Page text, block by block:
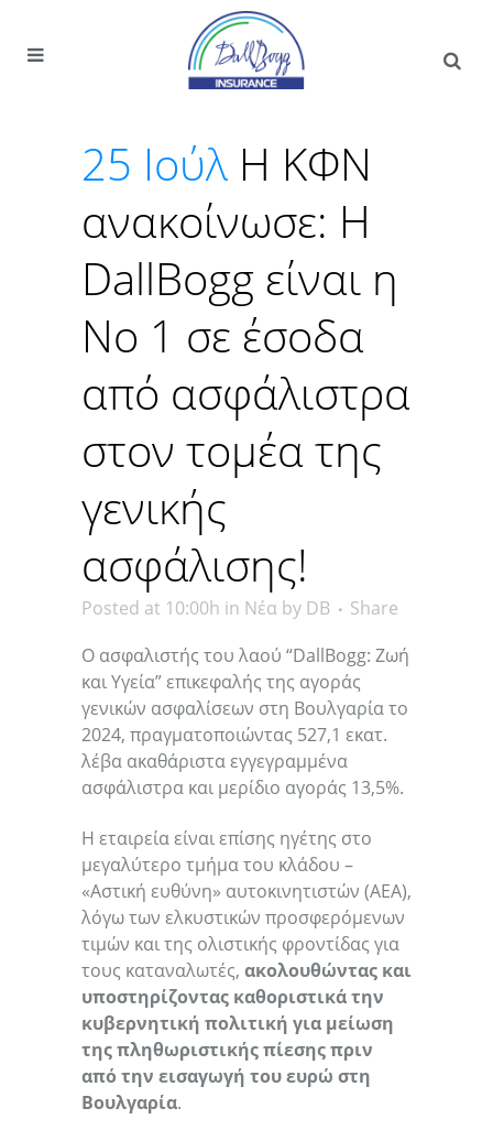
25 ΙούλΗ ΚΦΝ
ανακοίνωσε: Η
DallBogg είναι η
Νο 1 σε έσοδα
από ασφάλιστρα
στον τομέα της
γενικής
ασφάλισης!
Posted at 10:00h in Νέα by DB
Share
Ο ασφαλιστής του λαού “DallBogg: Ζωή
και Υγεία” επικεφαλής της αγοράς
γενικών ασφαλίσεων στη Βουλγαρία το
2024, πραγματοποιώντας 527,1 εκατ.
λέβα ακαθάριστα εγγεγραμμένα
ασφάλιστρα και μερίδιο αγοράς 13,5%.
Η εταιρεία είναι επίσης ηγέτης στο
μεγαλύτερο τμήμα του κλάδου –
«Αστική ευθύνη» αυτοκινητιστών (ΑΕΑ),
λόγω των ελκυστικών προσφερόμενων
τιμών και της ολιστικής φροντίδας για
τους καταναλωτές, ακολουθώντας και
υποστηρίζοντας καθοριστικά την
κυβερνητική πολιτική για μείωση
της πληθωριστικής πίεσης πριν
από την εισαγωγή του ευρώ στη
Βουλγαρία.